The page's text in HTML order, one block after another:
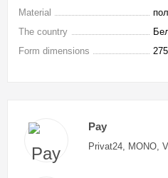
Material
The country
Form dimensions
Pay
Privat24, MONO,